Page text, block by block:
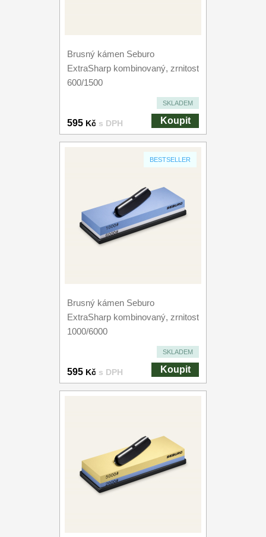
Brusný kámen Seburo
ExtraSharp kombinovaný, zrnitost
600/1500
SKLADEM
595 Kč s DPH Koupit
BESTSELLER
Brusný kámen Seburo
ExtraSharp kombinovaný, zrnitost
1000/6000
SKLADEM
595 Kč s DPH Koupit